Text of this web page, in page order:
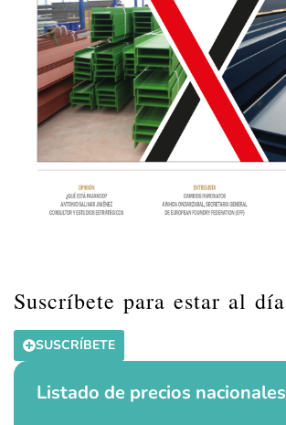
Suscríbete para estar al día
SUSCRÍBETE
Listado de precios nacionales